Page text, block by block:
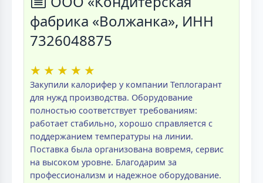
фабрика «Волжанка», ИНН
7326048875
★ ★ ★ ★ ★
Закупили калорифер у компании Теплогарант
для нужд производства. Оборудование
полностью соответствует требованиям:
работает стабильно, хорошо справляется с
поддержанием температуры на линии.
Поставка была организована вовремя, сервис
на высоком уровне. Благодарим за
профессионализм и надежное оборудование.